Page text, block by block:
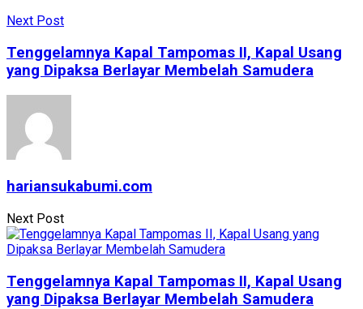
Next Post
Tenggelamnya Kapal Tampomas II, Kapal Usang
yang Dipaksa Berlayar Membelah Samudera
hariansukabumi.com
Next Post
Tenggelamnya Kapal Tampomas II, Kapal Usang
yang Dipaksa Berlayar Membelah Samudera